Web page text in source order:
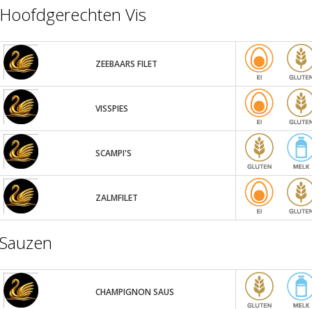
Hoofdgerechten Vis
ZEEBAARS FILET
VISSPIES
SCAMPI'S
ZALMFILET
Sauzen
CHAMPIGNON SAUS